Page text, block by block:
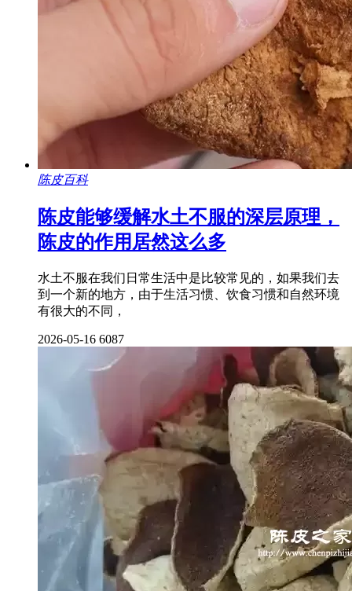
陈皮百科
陈皮能够缓解水土不服的深层原理，
陈皮的作用居然这么多
水土不服在我们日常生活中是比较常见的，如果我们去
到一个新的地方，由于生活习惯、饮食习惯和自然环境
有很大的不同，
2026-05-16 6087